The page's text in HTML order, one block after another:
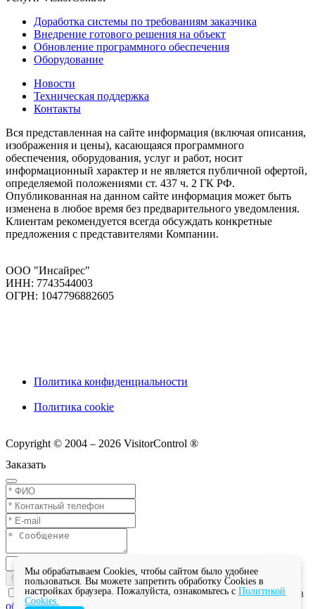
Доработка системы по требованиям заказчика
Внедрение готового решения на объект
Обновление программного обеспечения
Оборудование
Новости
Техническая поддержка
Контакты
Вся представленная на сайте информация (включая описания,
изображения и цены), касающаяся программного
обеспечения, оборудования, услуг и работ, носит
информационный характер и не является публичной офертой,
определяемой положениями ст. 437 ч. 2 ГК РФ.
Опубликованная на данном сайте информация может быть
изменена в любое время без предварительного уведомления.
Клиентам рекомендуется всегда обсуждать конкретные
предложения с представителями Компании.
ООО "Инсайрес"
ИНН: 7743544003
ОГРН: 1047796882605
Политика конфиденциальности
Политика cookie
Copyright © 2004 – 2026 VisitorControl ®
Заказать
Отправить
Нажимая на кнопку "Отправить", вы даете разрешение на
обработку персональных данных
Мы обрабатываем Cookies, чтобы сайтом было удобнее
пользоваться. Вы можете запретить обработку Cookies в
настройках браузера. Пожалуйста, ознакомьтесь с Политикой
Cookies.